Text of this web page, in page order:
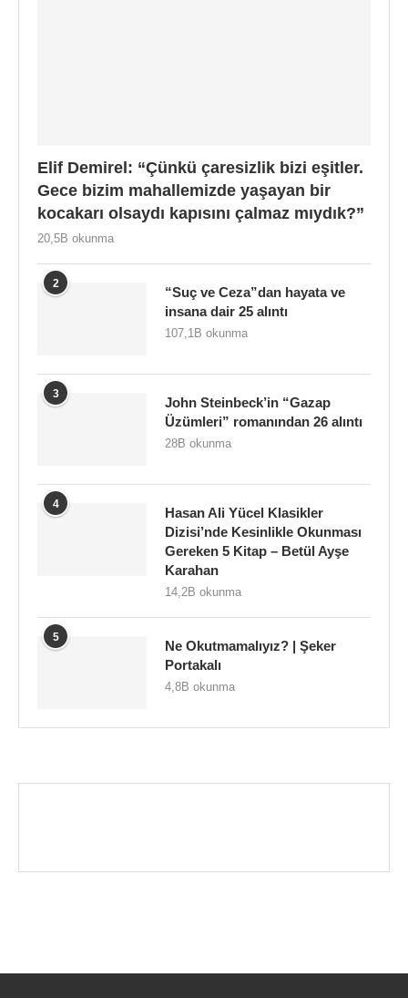
Elif Demirel: “Çünkü çaresizlik bizi eşitler.
Gece bizim mahallemizde yaşayan bir
kocakarı olsaydı kapısını çalmaz mıydık?”
20,5B okunma
2
“Suç ve Ceza”dan hayata ve
insana dair 25 alıntı
107,1B okunma
3
John Steinbeck’in “Gazap
Üzümleri” romanından 26 alıntı
28B okunma
4
Hasan Ali Yücel Klasikler
Dizisi’nde Kesinlikle Okunması
Gereken 5 Kitap – Betül Ayşe
Karahan
14,2B okunma
5
Ne Okutmamalıyız? | Şeker
Portakalı
4,8B okunma